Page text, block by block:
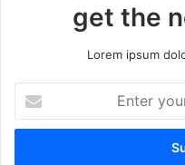
get the
Lorem ipsum
t